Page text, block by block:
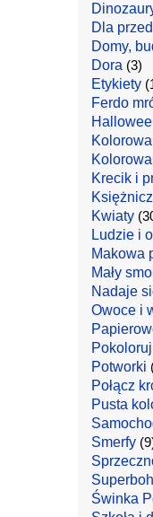
Dla
Domy,
Dora (3)
Etykiety
Ferdo
Krecik i
Kwiaty
Ludzie i
Makowa
Mały
Nadaje
Owoce i
Potworki
Połącz
Pusta
Smerfy
Świnka